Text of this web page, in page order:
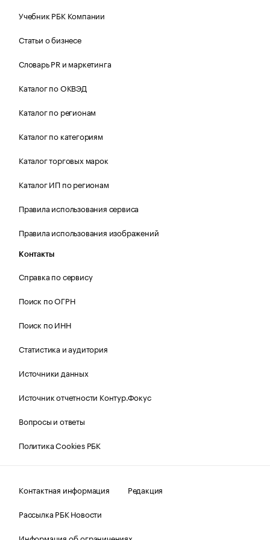
Учебник РБК Компании
Статьи о бизнесе
Словарь PR и маркетинга
Каталог по ОКВЭД
Каталог по регионам
Каталог по категориям
Каталог торговых марок
Каталог ИП по регионам
Правила использования сервиса
Правила использования изображений
Контакты
Справка по сервису
Поиск по ОГРН
Поиск по ИНН
Статистика и аудитория
Источники данных
Источник отчетности Контур.Фокус
Вопросы и ответы
Политика Cookies РБК
Контактная информация
Редакция
Рассылка РБК Новости